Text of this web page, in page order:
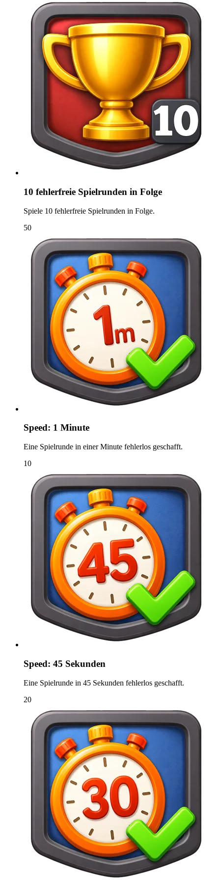
10 fehlerfreie Spielrunden in Folge
Spiele 10 fehlerfreie Spielrunden in Folge.
50
Speed: 1 Minute
Eine Spielrunde in einer Minute fehlerlos geschafft.
10
Speed: 45 Sekunden
Eine Spielrunde in 45 Sekunden fehlerlos geschafft.
20